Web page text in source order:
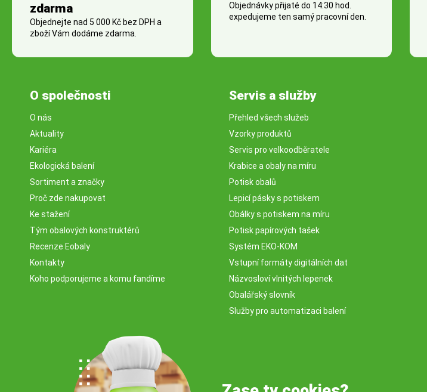
zdarma
Objednejte nad 5 000 Kč bez DPH a
zboží Vám dodáme zdarma.
Objednávky přijaté do 14:30 hod.
expedujeme ten samý pracovní den.
O společnosti
O nás
Aktuality
Kariéra
Ekologická balení
Sortiment a značky
Proč zde nakupovat
Ke stažení
Tým obalových konstruktérů
Recenze Eobaly
Kontakty
Koho podporujeme a komu fandíme
Servis a služby
Přehled všech služeb
Vzorky produktů
Servis pro velkoodběratele
Krabice a obaly na míru
Potisk obalů
Lepicí pásky s potiskem
Obálky s potiskem na míru
Potisk papírových tašek
Systém EKO-KOM
Vstupní formáty digitálních dat
Názvosloví vlnitých lepenek
Obalářský slovník
Služby pro automatizaci balení